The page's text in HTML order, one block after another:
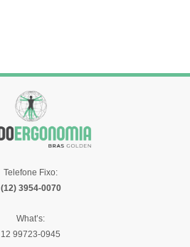
Telefone Fixo:
(12) 3954-0070
What’s:
12 99723-0945